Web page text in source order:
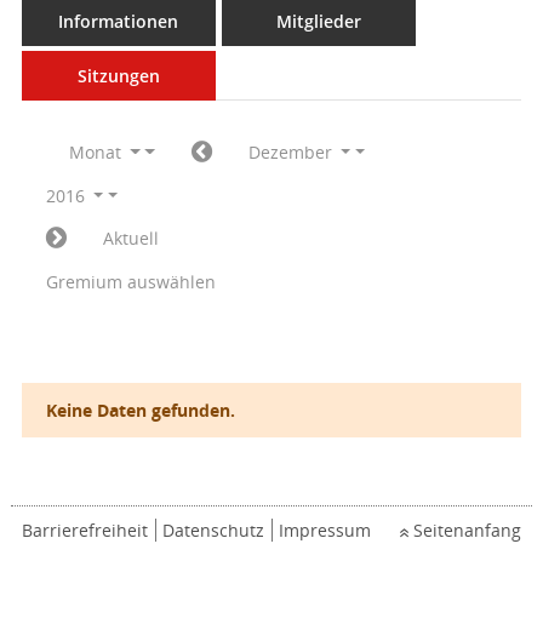
Informationen Mitglieder
Sitzungen
Monat
Dezember
2016
Aktuell
Gremium auswählen
Keine Daten gefunden.
Barrierefreiheit Datenschutz Impressum Seitenanfang